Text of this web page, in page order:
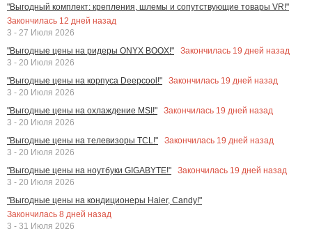
"Выгодный комплект: крепления, шлемы и сопутствующие товары VR!"
Закончилась 12 дней назад
3 - 27 Июля 2026
"Выгодные цены на ридеры ONYX BOOX!"
Закончилась 19 дней назад
3 - 20 Июля 2026
"Выгодные цены на корпуса Deepcool!"
Закончилась 19 дней назад
3 - 20 Июля 2026
"Выгодные цены на охлаждение MSI!"
Закончилась 19 дней назад
3 - 20 Июля 2026
"Выгодные цены на телевизоры TCL!"
Закончилась 19 дней назад
3 - 20 Июля 2026
"Выгодные цены на ноутбуки GIGABYTE!"
Закончилась 19 дней назад
3 - 20 Июля 2026
"Выгодные цены на кондиционеры Haier, Candy!"
Закончилась 8 дней назад
3 - 31 Июля 2026